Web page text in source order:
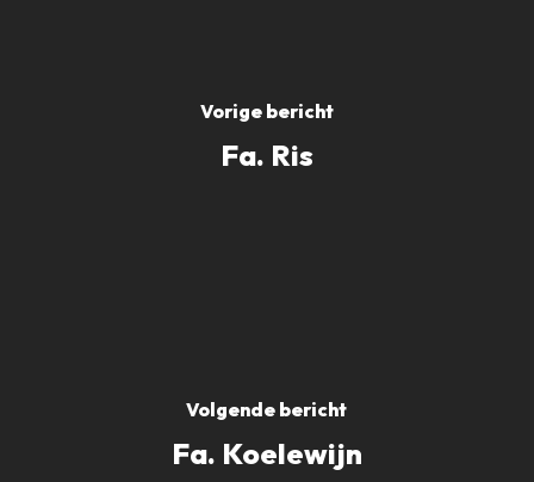
Vorige bericht
Fa. Ris
Volgende bericht
Fa. Koelewijn